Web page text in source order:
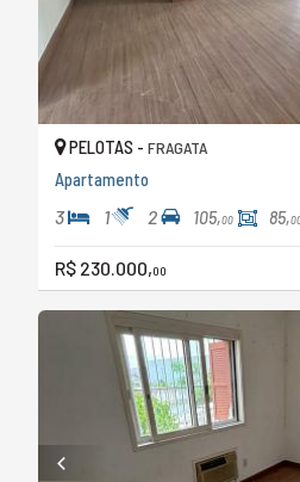
PELOTAS - FRAGATA
Apartamento
3 1 2 105,00 85,
R$ 230.000,00